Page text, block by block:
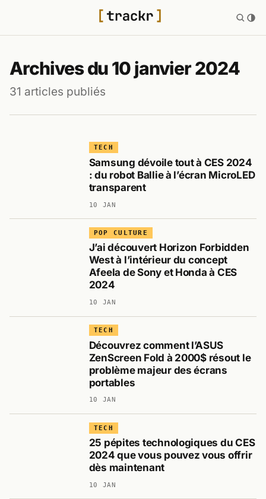
Archives du 10 janvier 2024
31 articles publiés
TECH
Samsung dévoile tout à CES 2024
: du robot Ballie à l’écran MicroLED
transparent
10 JAN
POP CULTURE
J’ai découvert Horizon Forbidden
West à l’intérieur du concept
Afeela de Sony et Honda à CES
2024
10 JAN
TECH
Découvrez comment l’ASUS
ZenScreen Fold à 2000$ résout le
problème majeur des écrans
portables
10 JAN
TECH
25 pépites technologiques du CES
2024 que vous pouvez vous offrir
dès maintenant
10 JAN